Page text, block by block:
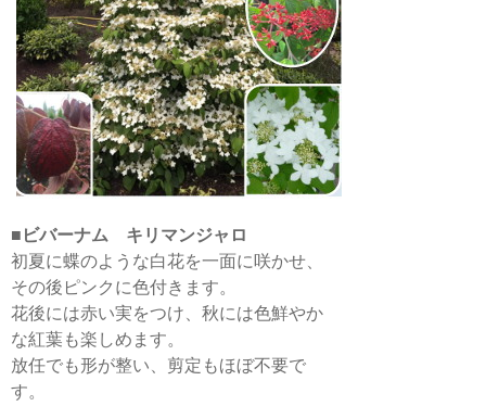
■ビバーナム キリマンジャロ
初夏に蝶のような白花を一面に咲かせ、
その後ピンクに色付きます。
花後には赤い実をつけ、秋には色鮮やか
な紅葉も楽しめます。
放任でも形が整い、剪定もほぼ不要で
す。